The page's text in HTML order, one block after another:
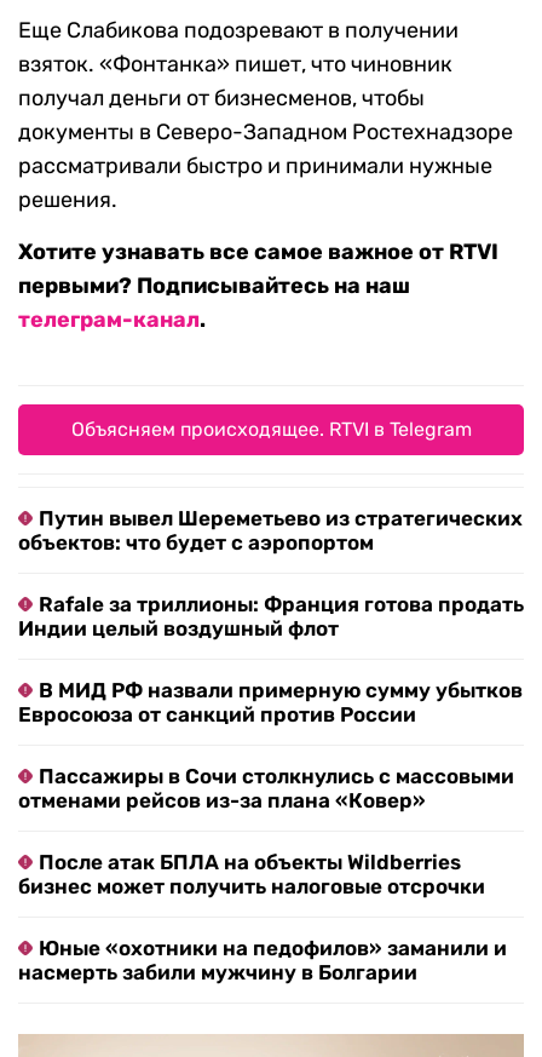
Еще Слабикова подозревают в получении
взяток. «Фонтанка» пишет, что чиновник
получал деньги от бизнесменов, чтобы
документы в Северо-Западном Ростехнадзоре
рассматривали быстро и принимали нужные
решения.
Хотите узнавать все самое важное от RTVI
первыми? Подписывайтесь на наш
телеграм-канал.
Объясняем происходящее. RTVI в Telegram
Путин вывел Шереметьево из стратегических
объектов: что будет с аэропортом
Rafale за триллионы: Франция готова продать
Индии целый воздушный флот
В МИД РФ назвали примерную сумму убытков
Евросоюза от санкций против России
Пассажиры в Сочи столкнулись с массовыми
отменами рейсов из-за плана «Ковер»
После атак БПЛА на объекты Wildberries
бизнес может получить налоговые отсрочки
Юные «охотники на педофилов» заманили и
насмерть забили мужчину в Болгарии